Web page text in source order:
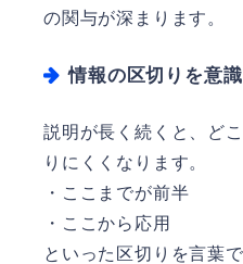
の関与が深まります。
情報の区切りを意
説明が長く続くと、ど
りにくくなります。
・ここまでが前半
・ここから応用
といった区切りを言葉